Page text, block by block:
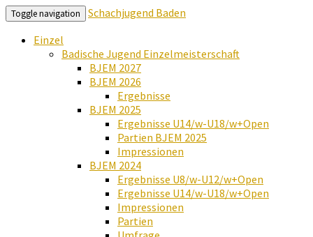
Toggle navigation
Schachjugend Baden
Einzel
Badische Jugend Einzelmeisterschaft
BJEM 2027
BJEM 2026
Ergebnisse
BJEM 2025
Ergebnisse U14/w-U18/w+Open
Partien BJEM 2025
Impressionen
BJEM 2024
Ergebnisse U8/w-U12/w+Open
Ergebnisse U14/w-U18/w+Open
Impressionen
Partien